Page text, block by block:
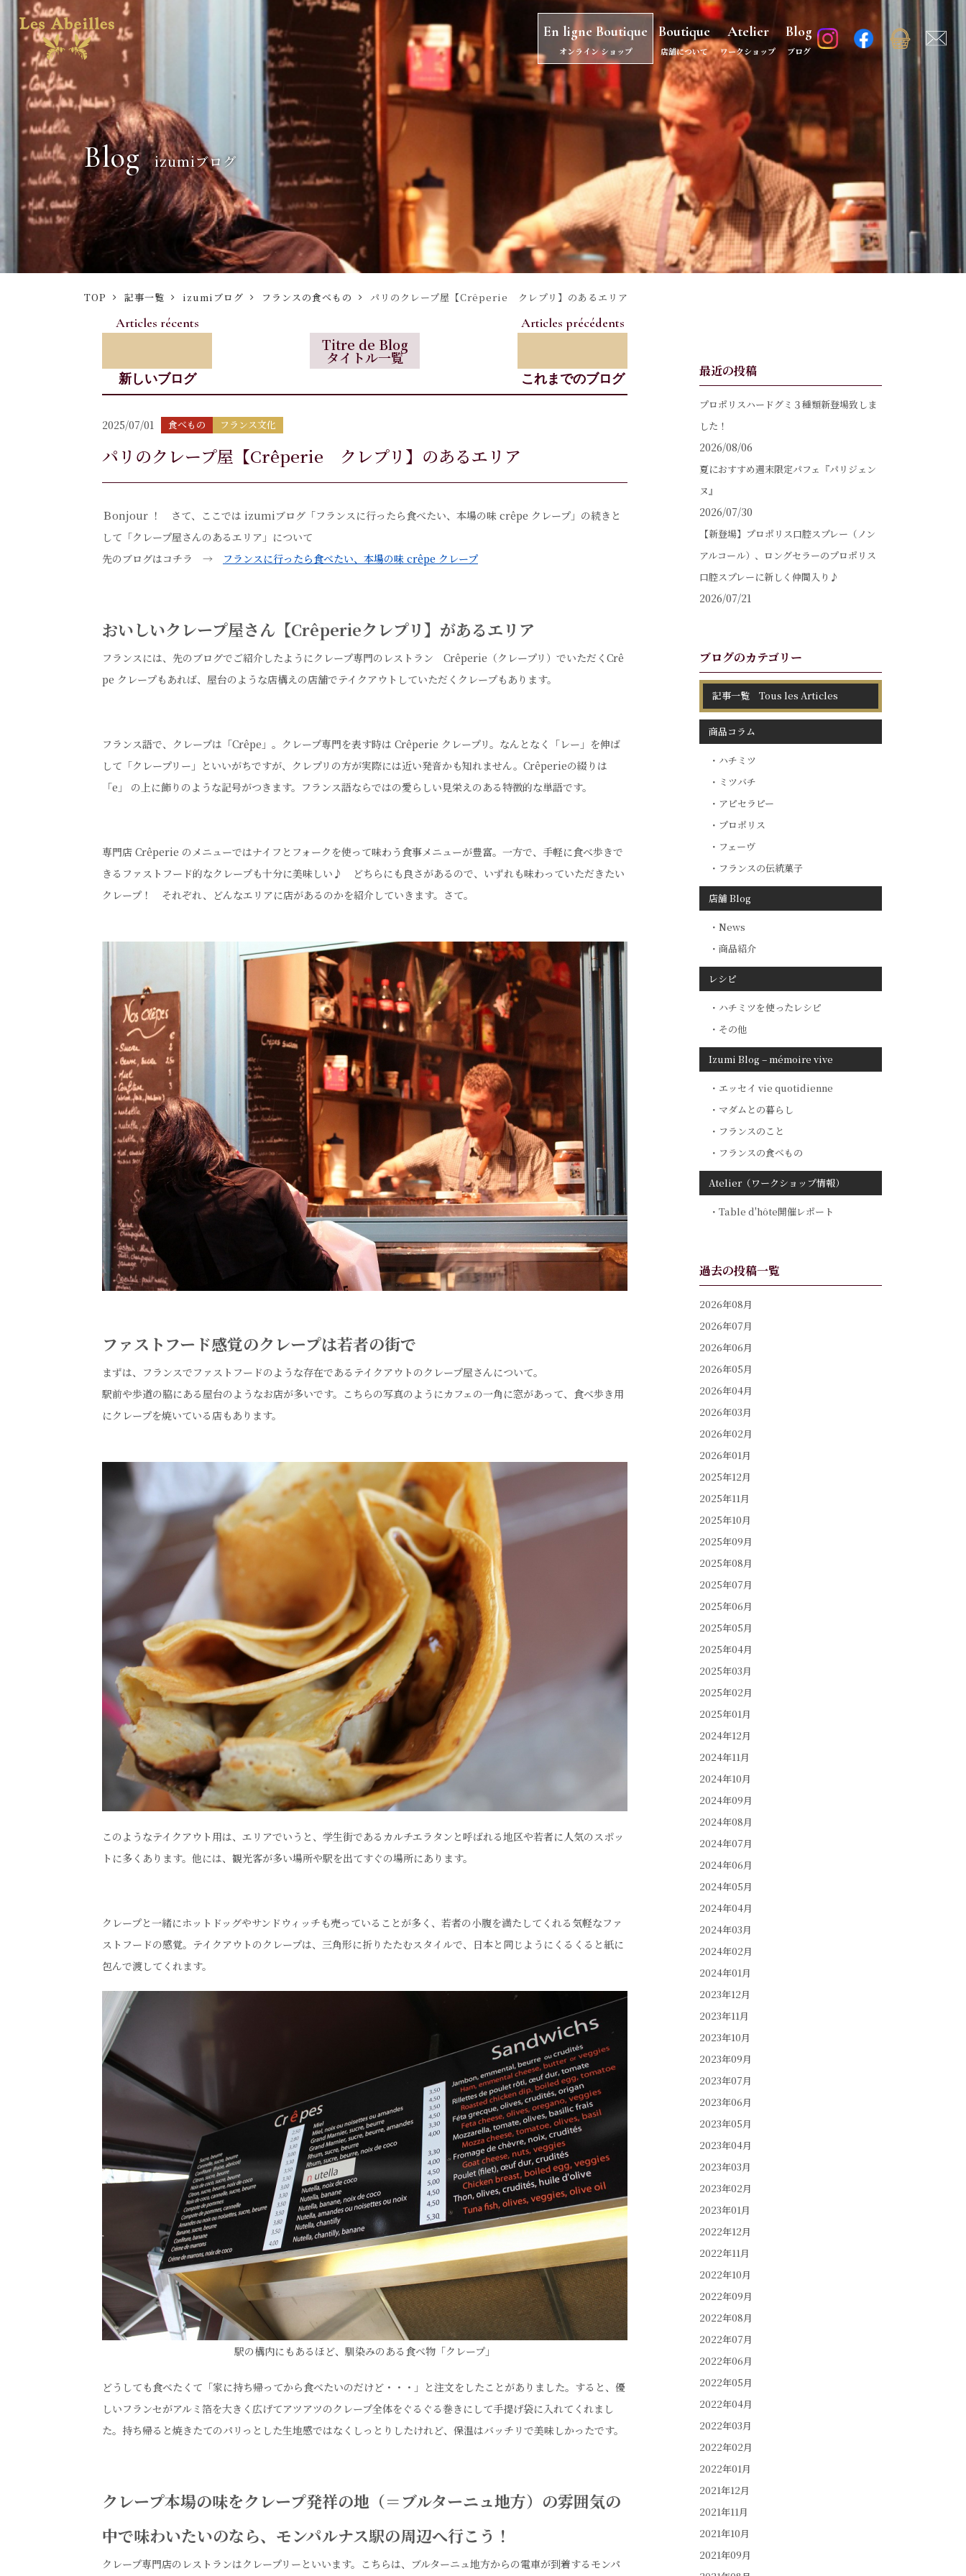
En ligne Boutique
オンライン ショップ
Boutique
店舗について
Atelier
ワークショップ
Blog
ブログ
Blog izumiブログ
TOP 記事一覧 izumiブログ フランスの食べもの パリのクレープ屋【Crêperie クレプリ】のあるエリア
Articles récents
新しいブログ
Titre de Blog
タイトル一覧
Articles précédents
これまでのブログ
2025/07/01 食べもの フランス文化
パリのクレープ屋【Crêperie クレプリ】のあるエリア
Ｂonjour ！ さて、ここでは izumiブログ「フランスに行ったら食べたい、本場の味 crêpe クレープ」の続きと
して「クレープ屋さんのあるエリア」について
先のブログはコチラ → フランスに行ったら食べたい、本場の味 crêpe クレープ
おいしいクレープ屋さん【Crêperieクレプリ】があるエリア
フランスには、先のブログでご紹介したようにクレープ専門のレストラン Crêperie（クレープリ）でいただくCrê
pe クレープもあれば、屋台のような店構えの店舗でテイクアウトしていただくクレープもあります。
フランス語で、クレープは「Crêpe」。クレープ専門を表す時は Crêperie クレープリ。なんとなく「レー」を伸ば
して「クレープリー」といいがちですが、クレプリの方が実際には近い発音かも知れません。Crêperieの綴りは
「e」 の上に飾りのような記号がつきます。フランス語ならではの愛らしい見栄えのある特徴的な単語です。
専門店 Crêperie のメニューではナイフとフォークを使って味わう食事メニューが豊富。一方で、手軽に食べ歩きで
きるファストフード的なクレープも十分に美味しい♪ どちらにも良さがあるので、いずれも味わっていただきたい
クレープ！ それぞれ、どんなエリアに店があるのかを紹介していきます。さて。
ファストフード感覚のクレープは若者の街で
まずは、フランスでファストフードのような存在であるテイクアウトのクレープ屋さんについて。
駅前や歩道の脇にある屋台のようなお店が多いです。こちらの写真のようにカフェの一角に窓があって、食べ歩き用
にクレープを焼いている店もあります。
このようなテイクアウト用は、エリアでいうと、学生街であるカルチエラタンと呼ばれる地区や若者に人気のスポッ
トに多くあります。他には、観光客が多い場所や駅を出てすぐの場所にあります。
クレープと一緒にホットドッグやサンドウィッチも売っていることが多く、若者の小腹を満たしてくれる気軽なファ
ストフードの感覚。テイクアウトのクレープは、三角形に折りたたむスタイルで、日本と同じようにくるくると紙に
包んで渡してくれます。
駅の構内にもあるほど、馴染みのある食べ物「クレープ」
どうしても食べたくて「家に持ち帰ってから食べたいのだけど・・・」と注文をしたことがありました。すると、優
しいフランセがアルミ箔を大きく広げてアツアツのクレープ全体をぐるぐる巻きにして手提げ袋に入れてくれまし
た。持ち帰ると焼きたてのパリっとした生地感ではなくしっとりしたけれど、保温はバッチリで美味しかったです。
クレープ本場の味をクレープ発祥の地（＝ブルターニュ地方）の雰囲気の
中で味わいたいのなら、モンパルナス駅の周辺へ行こう！
クレープ専門店のレストランはクレープリーといいます。こちらは、ブルターニュ地方からの電車が到着するモンパ
最近の投稿
プロポリスハードグミ３種類新登場致しま
した！
2026/08/06
夏におすすめ週末限定パフェ『パリジェン
ヌ』
2026/07/30
【新登場】プロポリス口腔スプレー（ノン
アルコール）、ロングセラーのプロポリス
口腔スプレーに新しく仲間入り♪
2026/07/21
ブログのカテゴリー
記事一覧 Tous les Articles
商品コラム
ハチミツ
ミツバチ
アピセラピー
プロポリス
フェーヴ
フランスの伝統菓子
店舗 Blog
News
商品紹介
レシピ
ハチミツを使ったレシピ
その他
Izumi Blog – mémoire vive
エッセイ vie quotidienne
マダムとの暮らし
フランスのこと
フランスの食べもの
Atelier（ワークショップ情報）
Table d'hôte開催レポート
過去の投稿一覧
2026年08月
2026年07月
2026年06月
2026年05月
2026年04月
2026年03月
2026年02月
2026年01月
2025年12月
2025年11月
2025年10月
2025年09月
2025年08月
2025年07月
2025年06月
2025年05月
2025年04月
2025年03月
2025年02月
2025年01月
2024年12月
2024年11月
2024年10月
2024年09月
2024年08月
2024年07月
2024年06月
2024年05月
2024年04月
2024年03月
2024年02月
2024年01月
2023年12月
2023年11月
2023年10月
2023年09月
2023年07月
2023年06月
2023年05月
2023年04月
2023年03月
2023年02月
2023年01月
2022年12月
2022年11月
2022年10月
2022年09月
2022年08月
2022年07月
2022年06月
2022年05月
2022年04月
2022年03月
2022年02月
2022年01月
2021年12月
2021年11月
2021年10月
2021年09月